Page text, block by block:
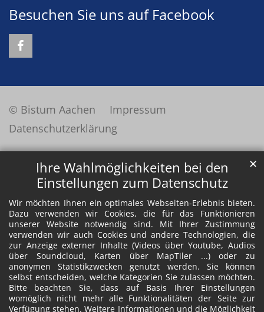
Ihre Wahlmöglichkeiten bei den
Einstellungen zum Datenschutz
Wir möchten Ihnen ein optimales Webseiten-Erlebnis bieten.
Dazu verwenden wir Cookies, die für das Funktionieren
unserer Website notwendig sind. Mit Ihrer Zustimmung
verwenden wir auch Cookies und andere Technologien, die
zur Anzeige externer Inhalte (Videos über Youtube, Audios
über Soundcloud, Karten über MapTiler ...) oder zu
anonymen Statistikzwecken genutzt werden. Sie können
selbst entscheiden, welche Kategorien Sie zulassen möchten.
Bitte beachten Sie, dass auf Basis Ihrer Einstellungen
womöglich nicht mehr alle Funktionalitäten der Seite zur
Verfügung stehen. Weitere Informationen und die Möglichkeit
✕
Besuchen Sie uns auf Facebook
© Bistum Aachen
Impressum
Datenschutzerklärung